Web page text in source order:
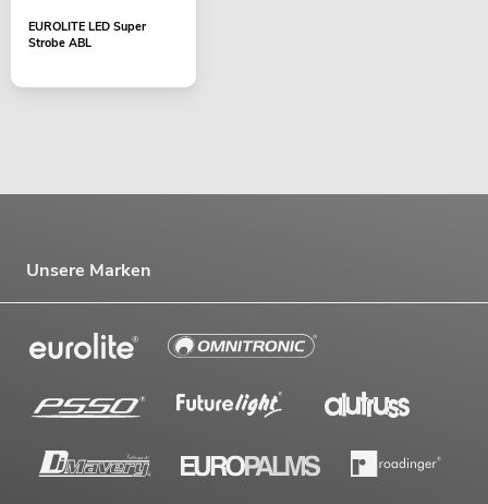
EUROLITE LED Super
Strobe ABL
Unsere Marken